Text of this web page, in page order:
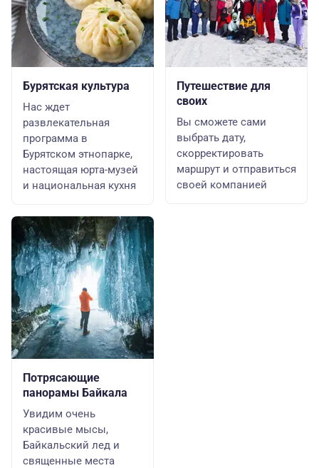
Бурятская культура
Нас ждет
развлекательная
программа в
Бурятском этнопарке,
настоящая юрта-музей
и национальная кухня
Потрясающие
панорамы Байкала
Увидим очень
красивые мысы,
Байкальский лед и
священные места
Путешествие для
своих
Вы сможете сами
выбрать дату,
скорректировать
маршрут и отправиться
своей компанией